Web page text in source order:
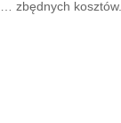
zbędnych